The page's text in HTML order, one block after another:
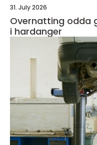
31. July 2026
Overnatting odda gode valg for aktive dager
i hardanger